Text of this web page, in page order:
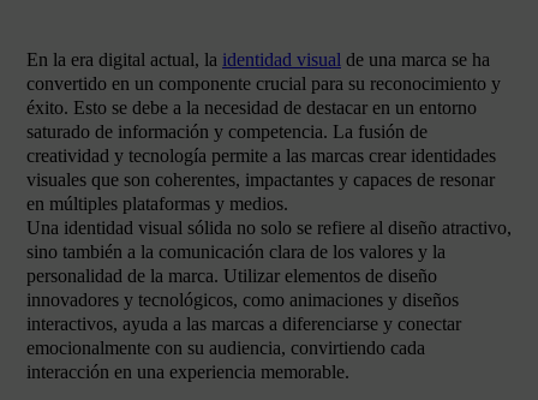
En la era digital actual, la identidad visual de una marca se ha
convertido en un componente crucial para su reconocimiento y
éxito. Esto se debe a la necesidad de destacar en un entorno
saturado de información y competencia. La fusión de
creatividad y tecnología permite a las marcas crear identidades
visuales que son coherentes, impactantes y capaces de resonar
en múltiples plataformas y medios.
Una identidad visual sólida no solo se refiere al diseño atractivo,
sino también a la comunicación clara de los valores y la
personalidad de la marca. Utilizar elementos de diseño
innovadores y tecnológicos, como animaciones y diseños
interactivos, ayuda a las marcas a diferenciarse y conectar
emocionalmente con su audiencia, convirtiendo cada
interacción en una experiencia memorable.